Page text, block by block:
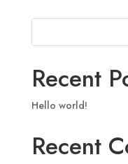
Recent
Hello world!
Recent